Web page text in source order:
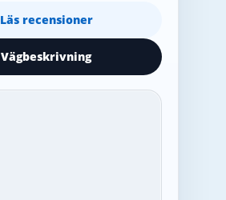
Läs recensioner
Vägbeskrivning